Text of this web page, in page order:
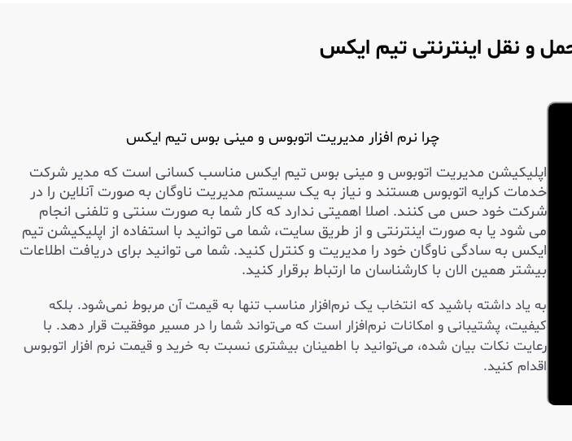
حمل و نقل اینترنتی تیم ایکس
چرا نرم افزار مدیریت اتوبوس و مینی بوس تیم ایکس
اپلیکیشن مدیریت اتوبوس و مینی بوس تیم ایکس مناسب کسانی است که مدیر شرکت
خدمات کرایه اتوبوس هستند و نیاز به یک سیستم مدیریت ناوگان به صورت آنلاین را در
شرکت خود حس می کنند. اصلا اهمیتی ندارد که کار شما به صورت سنتی و تلفنی انجام
می شود یا به صورت اینترنتی و از طریق سایت، شما می توانید با استفاده از اپلیکیشن تیم
ایکس به سادگی ناوگان خود را مدیریت و کنترل کنید. شما می توانید برای دریافت اطلاعات
بیشتر همین الان با کارشناسان ما ارتباط برقرار کنید.
به یاد داشته باشید که انتخاب یک نرم‌افزار مناسب تنها به قیمت آن مربوط نمی‌شود. بلکه
کیفیت، پشتیبانی و امکانات نرم‌افزار است که می‌تواند شما را در مسیر موفقیت قرار دهد. با
رعایت نکات بیان شده، می‌توانید با اطمینان بیشتری نسبت به خرید و قیمت نرم افزار اتوبوس
اقدام کنید.